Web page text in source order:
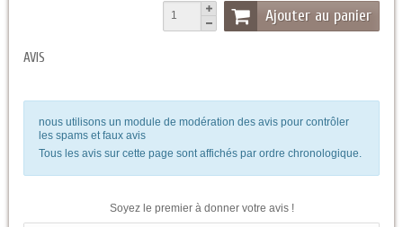
Ajouter au panier
AVIS
nous utilisons un module de modération des avis pour contrôler
les spams et faux avis
Tous les avis sur cette page sont affichés par ordre chronologique.
Soyez le premier à donner votre avis !